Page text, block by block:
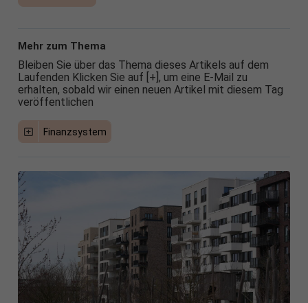
Mehr zum Thema
Bleiben Sie über das Thema dieses Artikels auf dem
Laufenden Klicken Sie auf [+], um eine E-Mail zu
erhalten, sobald wir einen neuen Artikel mit diesem Tag
veröffentlichen
Finanzsystem